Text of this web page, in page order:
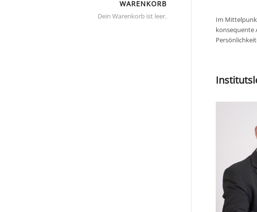
Im
konsequente
WARENKORB
Dein Warenkorb ist leer.